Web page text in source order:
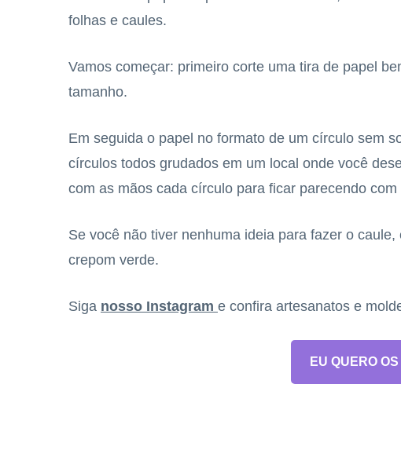
folhas e caules.
Vamos começar: primeiro corte uma tira de papel
tamanho.
Em seguida o papel no formato de um círculo sem
círculos todos grudados em um local onde você
com as mãos cada círculo para ficar parecendo
Se você não tiver nenhuma ideia para fazer o
crepom verde.
Siga nosso Instagram e confira artesanatos e
EU QUERO